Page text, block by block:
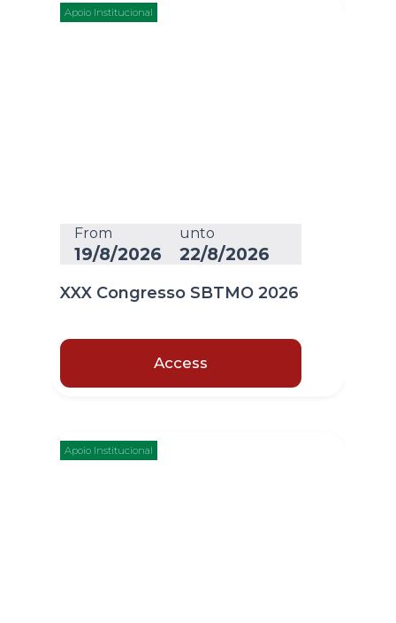
Apoio Institucional
From
19/8/2026
unto
22/8/2026
XXX Congresso SBTMO 2026
Access
Apoio Institucional